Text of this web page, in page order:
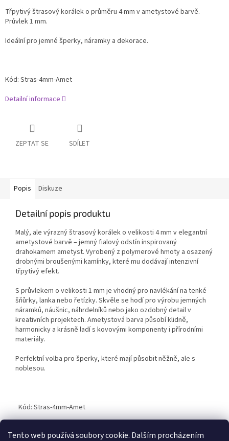
Tento web používá soubory cookie. Dalším procházením
Třpytivý štrasový korálek o průměru 4 mm v ametystové barvě.
Průvlek 1 mm.
Ideální pro jemné šperky, náramky a dekorace.
Kód: Stras-4mm-Amet
Detailní informace
ZEPTAT SE SDÍLET
Popis Diskuze
Detailní popis produktu
Malý, ale výrazný štrasový korálek o velikosti 4 mm v elegantní
ametystové barvě – jemný fialový odstín inspirovaný
drahokamem ametyst. Vyrobený z polymerové hmoty a osazený
drobnými broušenými kamínky, které mu dodávají intenzivní
třpytivý efekt.
S průvlekem o velikosti 1 mm je vhodný pro navlékání na tenké
šňůrky, lanka nebo řetízky. Skvěle se hodí pro výrobu jemných
náramků, náušnic, náhrdelníků nebo jako ozdobný detail v
kreativních projektech. Ametystová barva působí klidně,
harmonicky a krásně ladí s kovovými komponenty i přírodními
materiály.
Perfektní volba pro šperky, které mají působit něžně, ale s
noblesou.
Kód: Stras-4mm-Amet